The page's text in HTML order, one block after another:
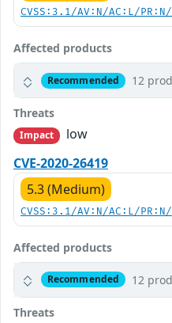
CVSS:3.1/AV:N/AC:L/
Affected products
Recommended 12
Threats
Impact
low
CVE-2020-26419
5.3 (Medium)
CVSS:3.1/AV:N/AC:L/
Affected products
Recommended 12
Threats